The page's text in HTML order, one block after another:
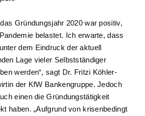
Gründungsjahr 2020 war positiv,
belastet. Ich erwarte, dass
dem Eindruck der aktuell
Lage vieler Selbstständiger
werden“, sagt Dr. Fritzi Köhler-
der KfW Bankengruppe. Jedoch
einen die Gründungstätigkeit
haben. „Aufgrund von krisenbedingt